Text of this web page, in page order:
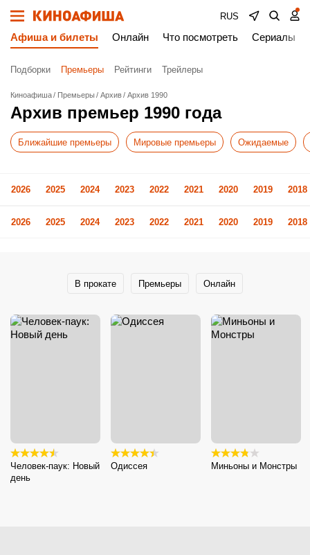
RUS
Афиша и билеты Онлайн Что посмотреть Сериалы
Подборки Премьеры Рейтинги Трейлеры
Киноафиша Премьеры Архив Архив 1990
Архив премьер 1990 года
Ближайшие премьеры Мировые премьеры Ожидаемые
2026 2025 2024 2023 2022 2021 2020 2019 2018
2026 2025 2024 2023 2022 2021 2020 2019 2018
В прокате Премьеры Онлайн
Человек-паук: Новый
день
Одиссея Миньоны и Монстры